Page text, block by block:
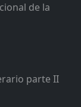
de la
parte II